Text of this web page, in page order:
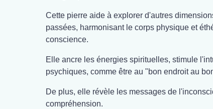
Cette pierre aide à explorer d'autres
passées, harmonisant le corps physique et
conscience.
Elle ancre les énergies spirituelles, stimule
psychiques, comme être au "bon endroit au
De plus, elle révèle les messages de
compréhension.